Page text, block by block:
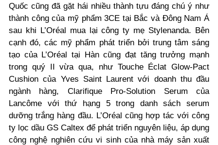
Quốc cũng đã gặt hái nhiều thành tựu đáng chú ý như
thành công của mỹ phẩm 3CE tại Bắc và Đông Nam Á
sau khi L’Oréal mua lại công ty mẹ Stylenanda. Bên
cạnh đó, các mỹ phẩm phát triển bởi trung tâm sáng
tạo của L’Oréal tại Hàn cũng đạt tăng trưởng mạnh
trong quý II vừa qua, như Touche Éclat Glow-Pact
Cushion của Yves Saint Laurent với doanh thu đầu
ngành hàng, Clarifique Pro-Solution Serum của
Lancôme với thứ hạng 5 trong danh sách serum
dưỡng trắng hàng đầu. L’Oréal cũng hợp tác với công
ty lọc dầu GS Caltex để phát triển nguyên liệu, áp dụng
công nghệ nghiên cứu vi sinh của nhà máy sản xuất